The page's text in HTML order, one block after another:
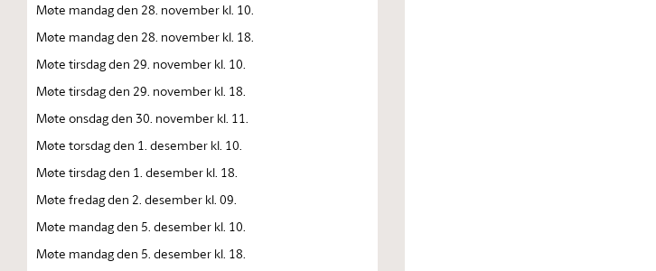
Møte mandag den 28. november kl. 10.
Møte mandag den 28. november kl. 18.
Møte tirsdag den 29. november kl. 10.
Møte tirsdag den 29. november kl. 18.
Møte onsdag den 30. november kl. 11.
Møte torsdag den 1. desember kl. 10.
Møte tirsdag den 1. desember kl. 18.
Møte fredag den 2. desember kl. 09.
Møte mandag den 5. desember kl. 10.
Møte mandag den 5. desember kl. 18.